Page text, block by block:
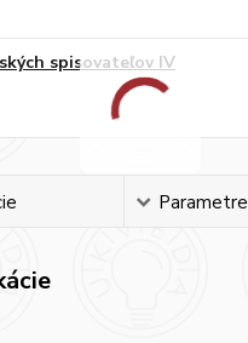
spisovateľov IV
Parametre